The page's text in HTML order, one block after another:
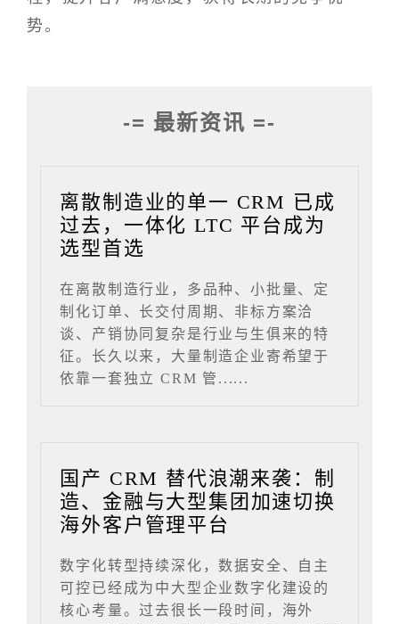
势。
-= 最新资讯 =-
离散制造业的单一 CRM 已成
过去，一体化 LTC 平台成为
选型首选
在离散制造行业，多品种、小批量、定
制化订单、长交付周期、非标方案洽
谈、产销协同复杂是行业与生俱来的特
征。长久以来，大量制造企业寄希望于
依靠一套独立 CRM 管......
国产 CRM 替代浪潮来袭：制
造、金融与大型集团加速切换
海外客户管理平台
数字化转型持续深化，数据安全、自主
可控已经成为中大型企业数字化建设的
核心考量。过去很长一段时间，海外